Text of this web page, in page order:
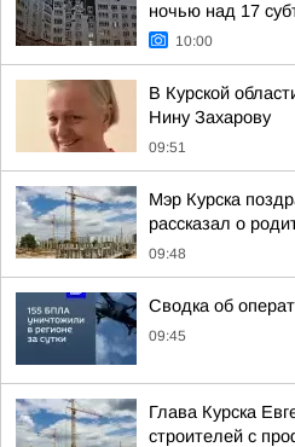
ночью над 17
10:00
В Курской
Нину Захарову
09:51
Мэр Курска
рассказал о
09:48
Сводка об
09:45
Глава Курска
строителей с